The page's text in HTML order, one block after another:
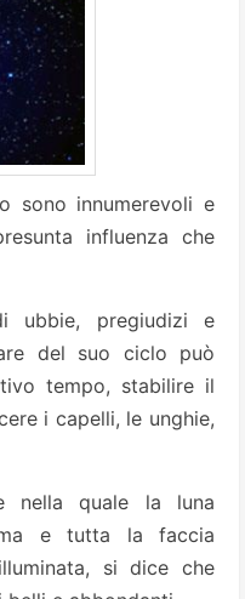
sono innumerevoli e
influenza che
ubbie, pregiudizi e
del suo ciclo può
tempo, stabilire il
i capelli, le unghie,
nella quale la luna
e tutta la faccia
si dice che